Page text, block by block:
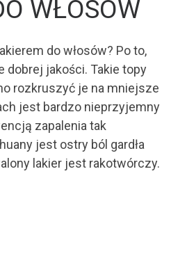
WŁOSÓW
do włosów? Po to,
dobrej jakości. Takie topy
rozkruszyć je na mniejsze
jest bardzo nieprzyjemny
zapalenia tak
jest ostry ból gardła
lakier jest rakotwórczy.